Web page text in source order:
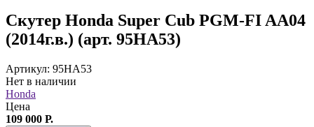
Скутер Honda Super Cub PGM-FI AA04
(2014г.в.) (арт. 95HA53)
Артикул: 95HA53
Нет в наличии
Honda
Цена
109 000 Р.